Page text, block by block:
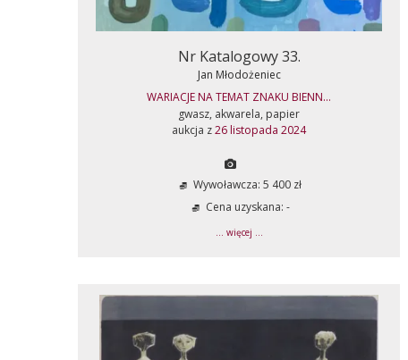
Nr Katalogowy 33.
Jan Młodożeniec
WARIACJE NA TEMAT ZNAKU BIENN...
gwasz, akwarela, papier
aukcja z26 listopada 2024
Wywoławcza: 5 400 zł
Cena uzyskana: -
... więcej ...